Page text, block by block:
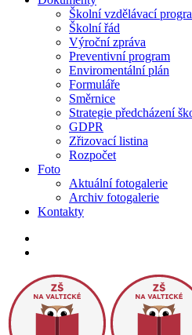
Školní vzdělávací
Školní řád
Výroční zpráva
Preventivní program
Enviromentální plán
Formuláře
Směrnice
Strategie předcházení
GDPR
Zřizovací listina
Rozpočet
Foto
Aktuální fotogalerie
Archiv fotogalerie
Kontakty